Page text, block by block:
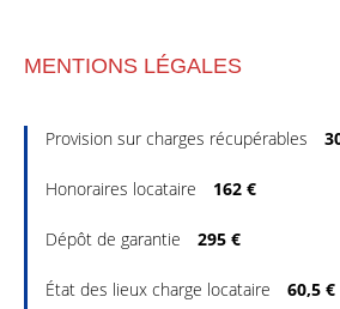
MENTIONS LÉGALES
Provision sur charges récupérables
Honoraires locataire 162 €
Dépôt de garantie 295 €
État des lieux charge locataire 60,5 €